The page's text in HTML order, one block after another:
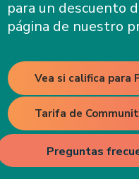
para un descuento
página de nuestro
Vea si califica para
Tarifa de
Preguntas